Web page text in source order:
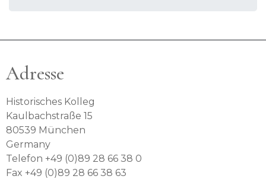
Adresse
Historisches Kolleg
Kaulbachstraße 15
80539 München
Germany
Telefon +49 (0)89 28 66 38 0
Fax +49 (0)89 28 66 38 63